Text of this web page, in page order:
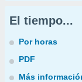
El tiempo...
Por horas
PDF
Más